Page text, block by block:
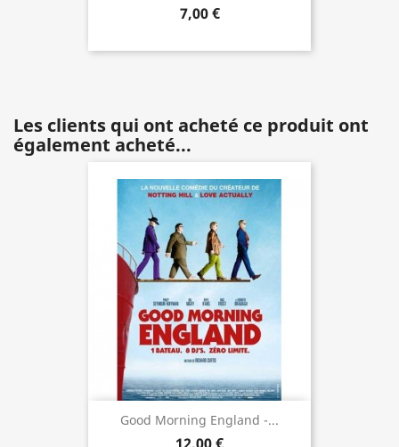
7,00 €
Les clients qui ont acheté ce produit ont
également acheté...
Good Morning England -...